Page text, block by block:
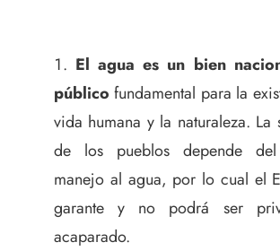
El agua es un bien
público fundamental para la
vida humana y la naturaleza. La
de los pueblos depende
manejo al agua, por lo cual el
garante y no podrá ser
acaparado.